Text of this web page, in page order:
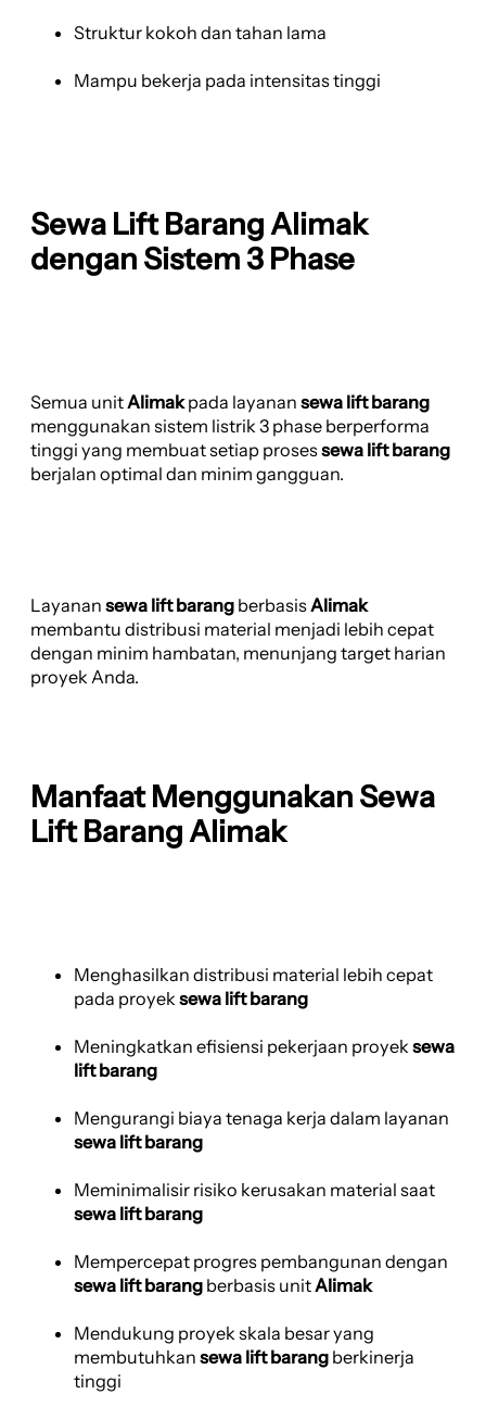
Struktur kokoh dan tahan lama
Mampu bekerja pada intensitas tinggi
Sewa Lift Barang Alimak
dengan Sistem 3 Phase
Semua unitAlimakpada layanan sewa lift barang
menggunakan sistem listrik 3 phase berperforma
tinggi yang membuat setiap prosessewa lift barang
berjalan optimal dan minim gangguan.
Layanan sewa lift barang berbasis Alimak
membantu distribusi material menjadi lebih cepat
dengan minim hambatan, menunjang target harian
proyek Anda.
Manfaat Menggunakan Sewa
Lift Barang Alimak
Menghasilkan distribusi material lebih cepat
pada proyek sewa lift barang
Meningkatkan efisiensi pekerjaan proyek sewa
lift barang
Mengurangi biaya tenaga kerja dalam layanan
sewa lift barang
Meminimalisir risiko kerusakan material saat
sewa lift barang
Mempercepat progres pembangunan dengan
sewa lift barang berbasis unit Alimak
Mendukung proyek skala besar yang
membutuhkan sewa lift barang berkinerja
tinggi